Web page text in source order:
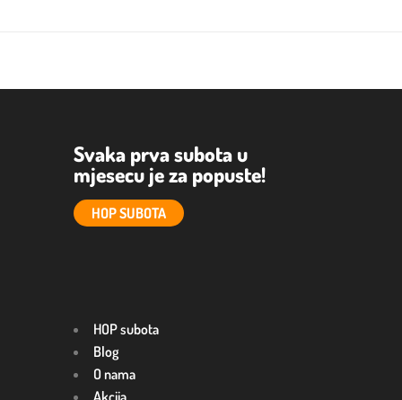
Svaka prva subota u
mjesecu je za popuste!
HOP SUBOTA
HOP subota
Blog
O nama